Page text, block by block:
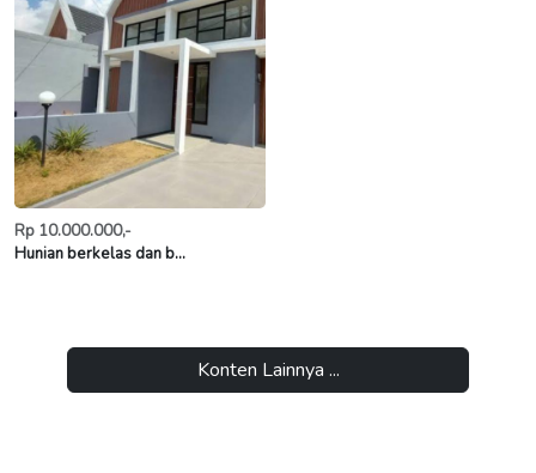
Rp 10.000.000,-
Hunian berkelas dan b...
Konten Lainnya ...